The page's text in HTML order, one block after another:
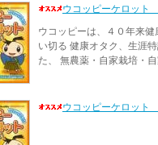
ウコッピーケロット
ウコッピーは、４０年来
い切る 健康オタク、生涯
た、 無農薬・自家栽培・
ウコッピーケロット